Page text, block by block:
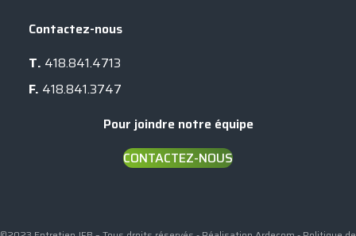
Contactez-nous
T. 418.841.4713
F. 418.841.3747
Pour joindre notre équipe
CONTACTEZ-NOUS